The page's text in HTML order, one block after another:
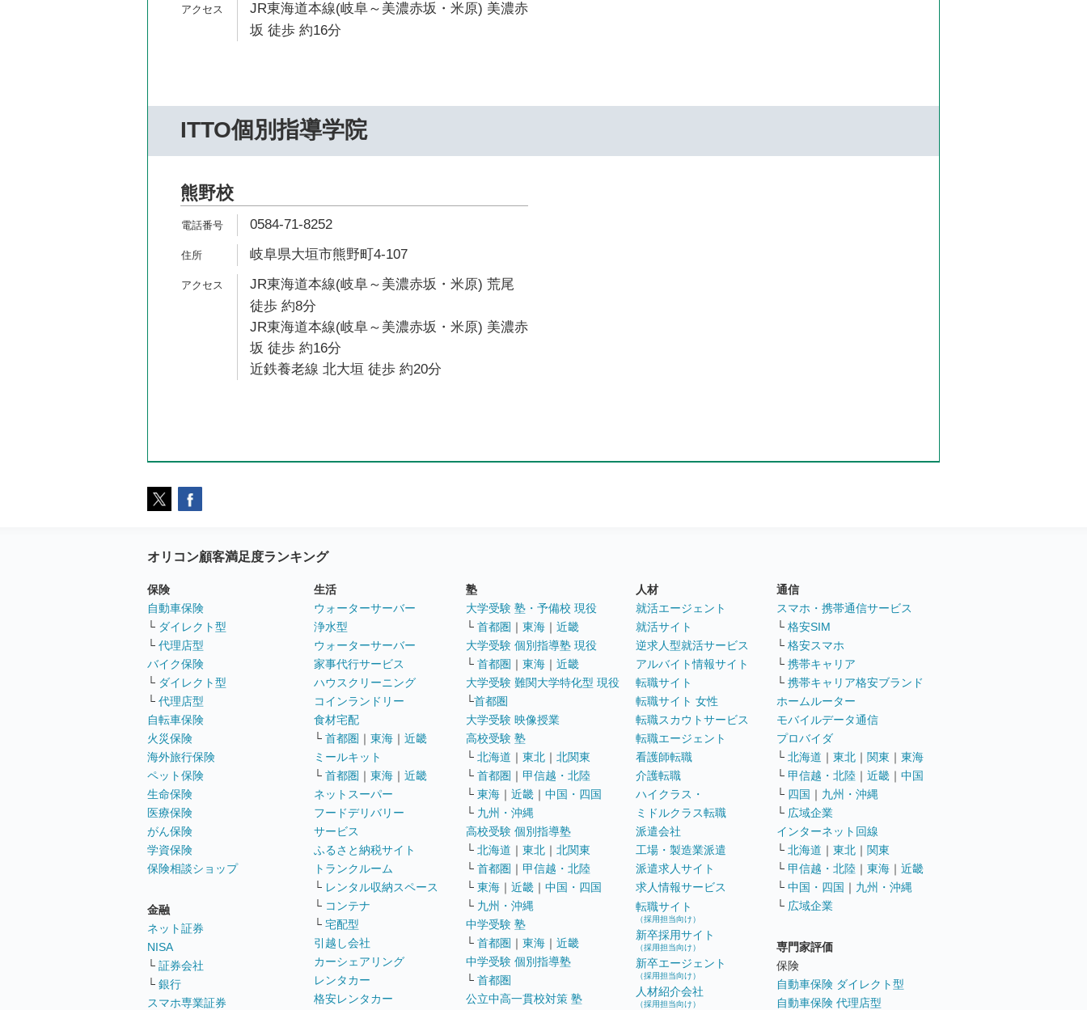
JR東海道本線(岐阜～美濃赤坂・米原) 美濃赤
坂 徒歩 約16分
ITTO個別指導学院
熊野校
0584-71-8252
岐阜県大垣市熊野町4-107
JR東海道本線(岐阜～美濃赤坂・米原) 荒尾
徒歩 約8分
JR東海道本線(岐阜～美濃赤坂・米原) 美濃赤
坂 徒歩 約16分
近鉄養老線 北大垣 徒歩 約20分
オリコン顧客満足度ランキング
保険
自動車保険
└ ダイレクト型
└ 代理店型
バイク保険
└ ダイレクト型
└ 代理店型
自転車保険
火災保険
海外旅行保険
ペット保険
生命保険
医療保険
がん保険
学資保険
保険相談ショップ
金融
ネット証券
NISA
└ 証券会社
└ 銀行
スマホ専業証券
生活
ウォーターサーバー
浄水型
ウォーターサーバー
家事代行サービス
ハウスクリーニング
コインランドリー
食材宅配
└ 首都圏 ｜ 東海 ｜ 近畿
ミールキット
└ 首都圏 ｜ 東海 ｜ 近畿
ネットスーパー
フードデリバリー
サービス
ふるさと納税サイト
トランクルーム
└ レンタル収納スペース
└ コンテナ
└ 宅配型
引越し会社
カーシェアリング
レンタカー
格安レンタカー
塾
大学受験 塾・予備校 現役
└ 首都圏 ｜ 東海 ｜ 近畿
大学受験 個別指導塾 現役
└ 首都圏 ｜ 東海 ｜ 近畿
大学受験 難関大学特化型 現役
└首都圏
大学受験 映像授業
高校受験 塾
└ 北海道 ｜ 東北 ｜ 北関東
└ 首都圏 ｜ 甲信越・北陸
└ 東海 ｜ 近畿 ｜ 中国・四国
└ 九州・沖縄
高校受験 個別指導塾
└ 北海道 ｜ 東北 ｜ 北関東
└ 首都圏 ｜ 甲信越・北陸
└ 東海 ｜ 近畿 ｜ 中国・四国
└ 九州・沖縄
中学受験 塾
└ 首都圏 ｜ 東海 ｜ 近畿
中学受験 個別指導塾
└ 首都圏
公立中高一貫校対策 塾
人材
就活エージェント
就活サイト
逆求人型就活サービス
アルバイト情報サイト
転職サイト
転職サイト 女性
転職スカウトサービス
転職エージェント
看護師転職
介護転職
ハイクラス・
ミドルクラス転職
派遣会社
工場・製造業派遣
派遣求人サイト
求人情報サービス
転職サイト
（採用担当向け）
新卒採用サイト
（採用担当向け）
新卒エージェント
（採用担当向け）
人材紹介会社
（採用担当向け）
通信
スマホ・携帯通信サービス
└ 格安SIM
└ 格安スマホ
└ 携帯キャリア
└ 携帯キャリア格安ブランド
ホームルーター
モバイルデータ通信
プロバイダ
└ 北海道 ｜ 東北 ｜ 関東 ｜ 東海
└ 甲信越・北陸 ｜ 近畿 ｜ 中国
└ 四国 ｜ 九州・沖縄
└ 広域企業
インターネット回線
└ 北海道 ｜ 東北 ｜ 関東
└ 甲信越・北陸 ｜ 東海 ｜ 近畿
└ 中国・四国 ｜ 九州・沖縄
└ 広域企業
専門家評価
保険
自動車保険 ダイレクト型
自動車保険 代理店型